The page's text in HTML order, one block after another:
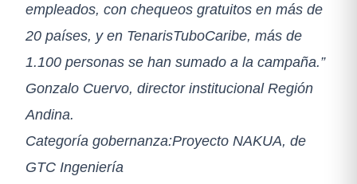
empleados, con chequeos gratuitos en más de
20 países, y en TenarisTuboCaribe, más de
1.100 personas se han sumado a la campaña.”
Gonzalo Cuervo, director institucional Región
Andina.
Categoría gobernanza:Proyecto NAKUA, de
GTC Ingeniería